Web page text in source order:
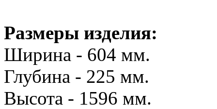
Размеры изделия:
Ширина - 604 мм.
Глубина - 225 мм.
Высота - 1596 мм.